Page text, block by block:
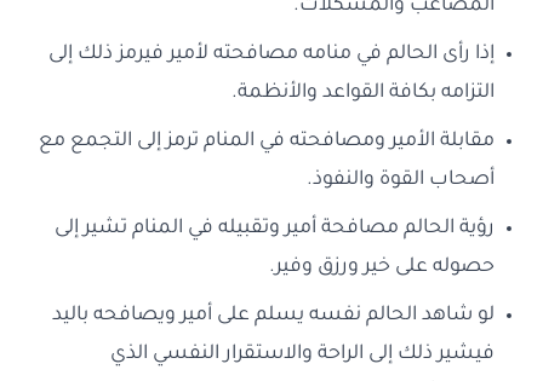
المصاعب والمشكلات.
إذا رأى الحالم في منامه مصافحته لأمير فيرمز ذلك إلى
التزامه بكافة القواعد والأنظمة.
مقابلة الأمير ومصافحته في المنام ترمز إلى التجمع مع
أصحاب القوة والنفوذ.
رؤية الحالم مصافحة أمير وتقبيله في المنام تشير إلى
حصوله على خير ورزق وفير.
لو شاهد الحالم نفسه يسلم على أمير ويصافحه باليد
فيشير ذلك إلى الراحة والاستقرار النفسي الذي